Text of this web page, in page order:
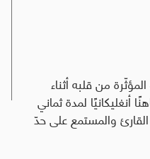
هذه الصلاة المؤثّرة من قلبه أثناء
وُلد في لندن عام 1801، وقد كان كاهنًا أنغليكانيًا لمدة ثماني
والمستمع على حدّ